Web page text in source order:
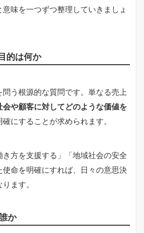
味を一つずつ整理していきましょ
的は何か
う根源的な質問です。単なる売上
会や顧客に対してどのような価値を
確にすることが求められます。
方を支援する」「地域社会の安全
使命を明確にすれば、日々の意思決
ます。
か